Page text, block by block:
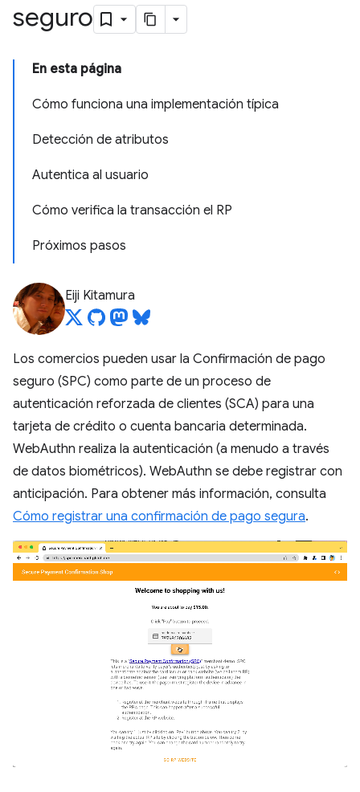
seguro
En esta página
Cómo funciona una implementación típica
Detección de atributos
Autentica al usuario
Cómo verifica la transacción el RP
Próximos pasos
Eiji Kitamura
Los comercios pueden usar la Confirmación de pago
seguro (SPC) como parte de un proceso de
autenticación reforzada de clientes (SCA) para una
tarjeta de crédito o cuenta bancaria determinada.
WebAuthn realiza la autenticación (a menudo a través
de datos biométricos). WebAuthn se debe registrar con
anticipación. Para obtener más información, consulta
Cómo registrar una confirmación de pago segura.